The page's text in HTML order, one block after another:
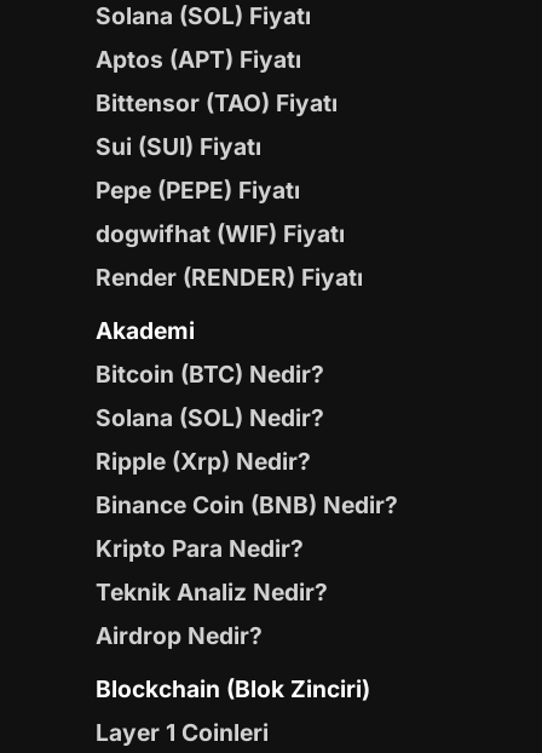
Solana (SOL) Fiyatı
Aptos (APT) Fiyatı
Bittensor (TAO) Fiyatı
Sui (SUI) Fiyatı
Pepe (PEPE) Fiyatı
dogwifhat (WIF) Fiyatı
Render (RENDER) Fiyatı
Akademi
Bitcoin (BTC) Nedir?
Solana (SOL) Nedir?
Ripple (Xrp) Nedir?
Binance Coin (BNB) Nedir?
Kripto Para Nedir?
Teknik Analiz Nedir?
Airdrop Nedir?
Blockchain (Blok Zinciri)
Layer 1 Coinleri